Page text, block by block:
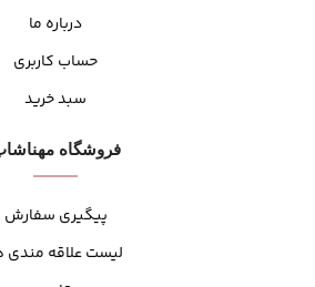
درباره ما
حساب کاربری
سبد خرید
فروشگاه
پیگیری سفارش
لیست علاقه مندی